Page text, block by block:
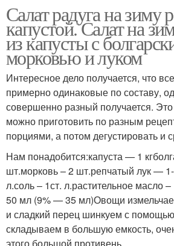
Салат радуга на зиму
капустой. Салат на
из капусты с
морковью и луком
Интересное дело получается, что
примерно одинаковые по составу,
совершенно разный получается. Это
можно приготовить по разным
порциями, а потом дегустировать и
Нам понадобится:капуста — 1
шт.морковь – 2 шт.репчатый лук —
л.соль – 1ст. л.растительное масло
50 мл (9% — 35 мл)Овощи
и сладкий перец шинкуем с
складываем в большую емкость,